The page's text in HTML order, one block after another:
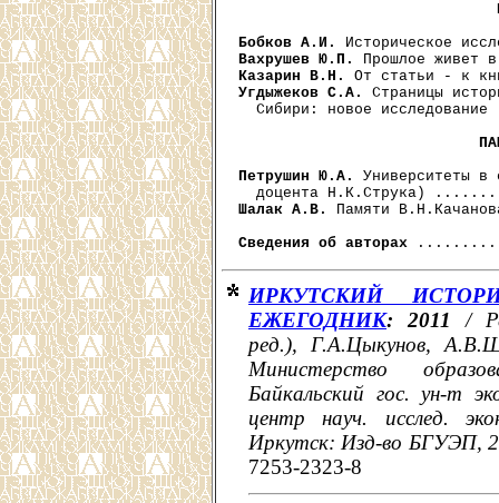
Бобков А.И.
Вахрушев Ю.П.
Казарин В.Н.
Угдыжеков С.А.
Страницы
Сибири: новое исследование
Петрушин Ю.А.
Университеты в
Шалак А.В.
Памяти
Сведения об авторах
ИРКУТСКИЙ
ЕЖЕГОДНИК: 2011 /
ред.), Г.А.Цыкунов,
Министерство
Байкальский гос. ун-т
центр науч. исслед.
Иркутск: Изд-во БГУЭП,
7253-2323-8